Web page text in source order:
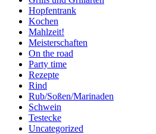
Hopfentrank
Kochen
Mahlzeit!
Meisterschaften
On the road
Party time
Rezepte
Rind
Rub/Soßen/Marinaden
Schwein
Testecke
Uncategorized